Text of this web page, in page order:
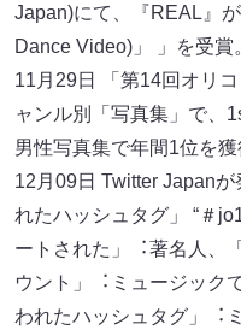
Japan)にて、『REAL』
Dance Video)」 」を受賞
11⽉29⽇ 「第14回オリ
ャンル別「写真集」で、
男性写真集で年間1位を獲
12⽉09⽇ Twitter Japan
れたハッシュタグ」 “＃
ートされた」︓著名⼈、
ウント」︓ミュージック
われたハッシュタグ」︓